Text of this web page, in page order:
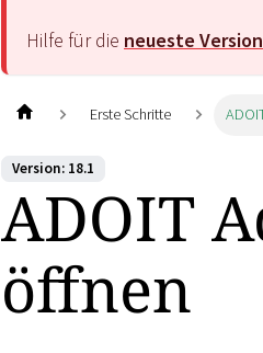
Hilfe für die neueste Version
Erste Schritte
Version: 18.1
ADOIT
öffnen